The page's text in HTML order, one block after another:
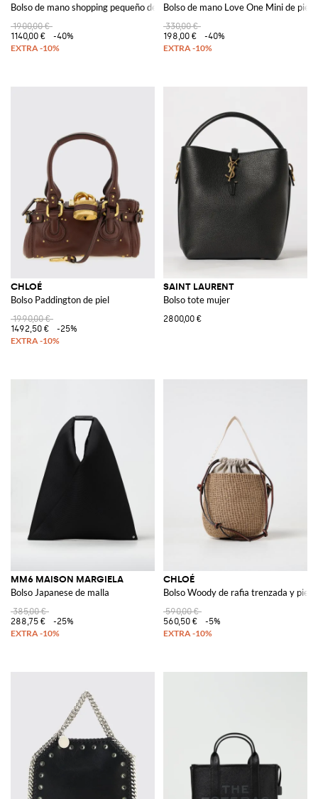
Bolso de mano shopping pequeño de piel
1900,00 €
1140,00 €
-40%
Bolso de mano Love One Mini de piel
330,00 €
198,00 €
-40%
CHLOÉ
Bolso Paddington de piel
1990,00 €
1492,50 €
-25%
SAINT LAURENT
Bolso tote mujer
2800,00 €
MM6 MAISON MARGIELA
Bolso Japanese de malla
385,00 €
288,75 €
-25%
CHLOÉ
Bolso Woody de rafia trenzada y piel
590,00 €
560,50 €
-5%